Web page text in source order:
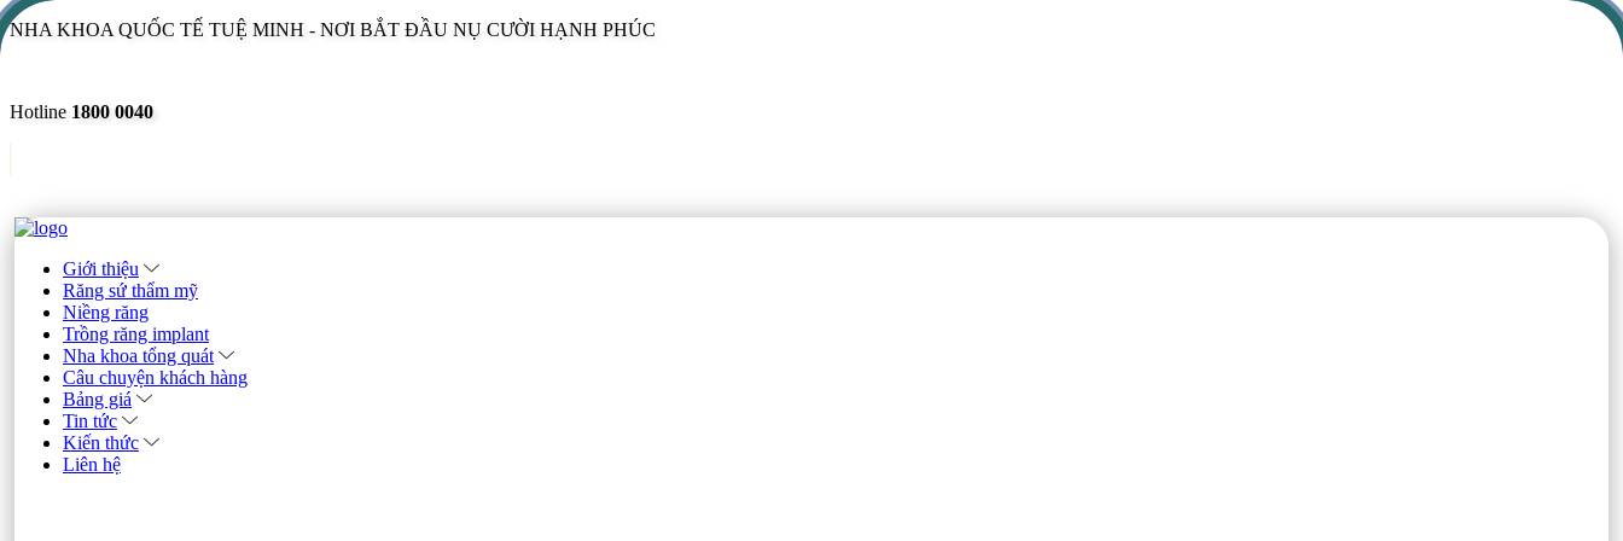
NHA KHOA QUỐC TẾ TUỆ MINH - NƠI BẮT ĐẦU NỤ CƯỜI HẠNH PHÚC
Hotline 1800 0040
Giới thiệu
Răng sứ thẩm mỹ
Niềng răng
Trồng răng implant
Nha khoa tổng quát
Câu chuyện khách hàng
Bảng giá
Tin tức
Kiến thức
Liên hệ